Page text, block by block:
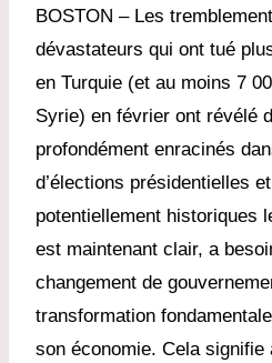
BOSTON – Les
dévastateurs qui ont tué
en Turquie (et au moins 7
Syrie) en février ont révélé
profondément enracinés
d’élections présidentielles
potentiellement historiques
est maintenant clair, a
changement de
transformation
son économie. Cela